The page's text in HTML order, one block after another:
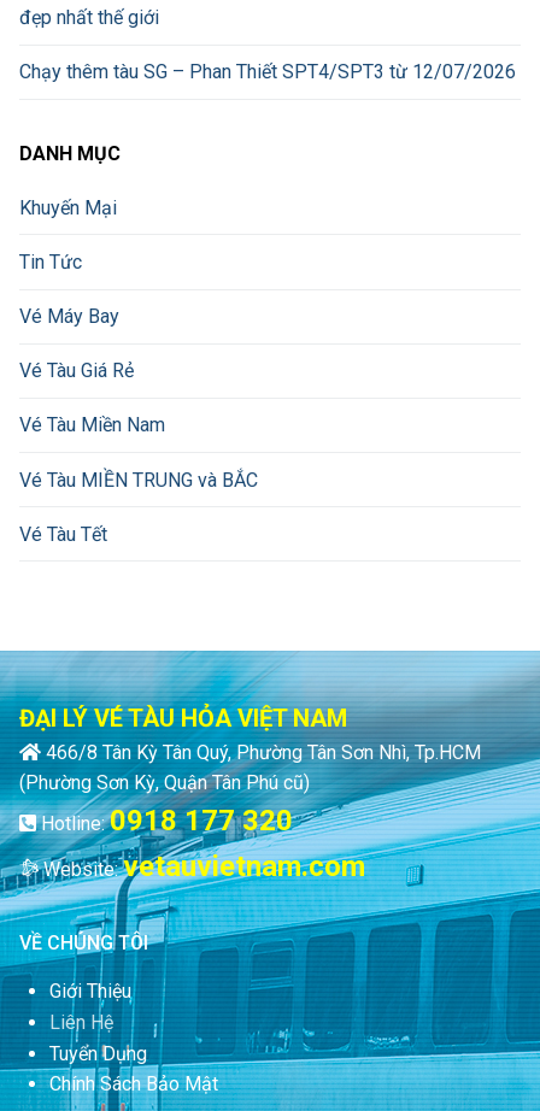
đẹp nhất thế giới
Chạy thêm tàu SG – Phan Thiết SPT4/SPT3 từ 12/07/2026
DANH MỤC
Khuyến Mại
Tin Tức
Vé Máy Bay
Vé Tàu Giá Rẻ
Vé Tàu Miền Nam
Vé Tàu MIỀN TRUNG và BẮC
Vé Tàu Tết
ĐẠI LÝ VÉ TÀU HỎA VIỆT NAM
466/8 Tân Kỳ Tân Quý, Phường Tân Sơn Nhì, Tp.HCM
(Phường Sơn Kỳ, Quận Tân Phú cũ)
Hotline:0918 177 320
Website:vetauvietnam.com
VỀ CHÚNG TÔI
Giới Thiệu
Liên Hệ
Tuyển Dụng
Chính Sách Bảo Mật